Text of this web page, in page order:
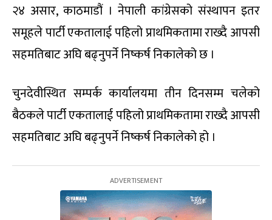
२४ असार, काठमाडौं । नेपाली कांग्रेसको संस्थापन इतर
समूहले पार्टी एकतालाई पहिलो प्राथमिकतामा राख्दै आपसी
सहमतिबाट अघि बढ्नुपर्ने निष्कर्ष निकालेको छ ।
चुनदेवीस्थित सम्पर्क कार्यालयमा तीन दिनसम्म चलेको
बैठकले पार्टी एकतालाई पहिलो प्राथमिकतामा राख्दै आपसी
सहमतिबाट अघि बढ्नुपर्ने निष्कर्ष निकालेको हो ।